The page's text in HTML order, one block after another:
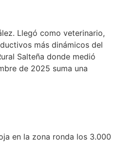
Llegó como veterinario,
más dinámicos del
Salteña donde medió
de 2025 suma una
en la zona ronda los 3.000